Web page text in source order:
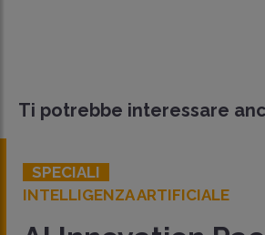
Ti potrebbe interessare
SPECIALI
INTELLIGENZA ARTIFICIALE